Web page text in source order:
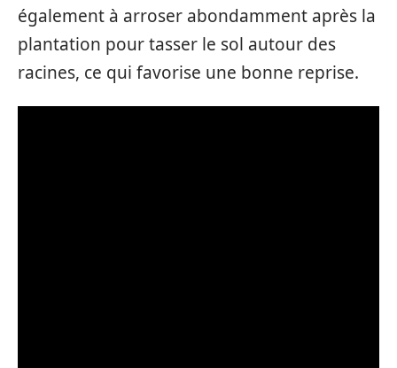
également à arroser abondamment après la
plantation pour tasser le sol autour des
racines, ce qui favorise une bonne reprise.